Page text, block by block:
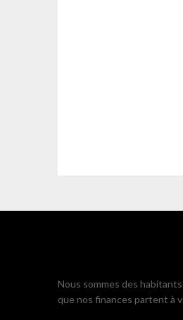
Nous sommes des
que nos finances partent à